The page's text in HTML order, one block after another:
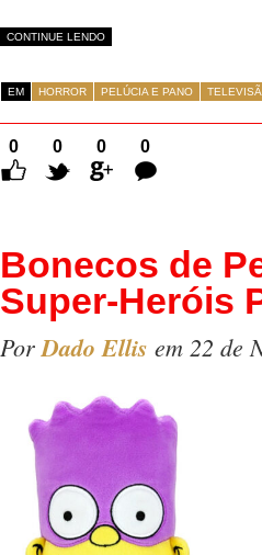
CONTINUE LENDO
EM HORROR PELÚCIA E PANO
0 0 0
0
Comentários
Bonecos de
Super-Heróis
Por Dado Ellis em 22 de